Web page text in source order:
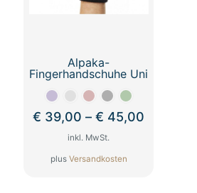
Alpaka-
Fingerhandschuhe Uni
€ 39,00 –€ 45,00
inkl. MwSt.
plus Versandkosten